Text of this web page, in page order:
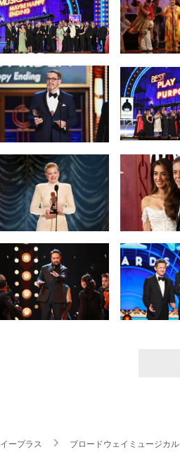
イープラス
ブロードウェイミュージカル